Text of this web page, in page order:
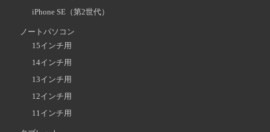
iPhone SE（第2世代）
ノートパソコン
15インチ用
14インチ用
13インチ用
12インチ用
11インチ用